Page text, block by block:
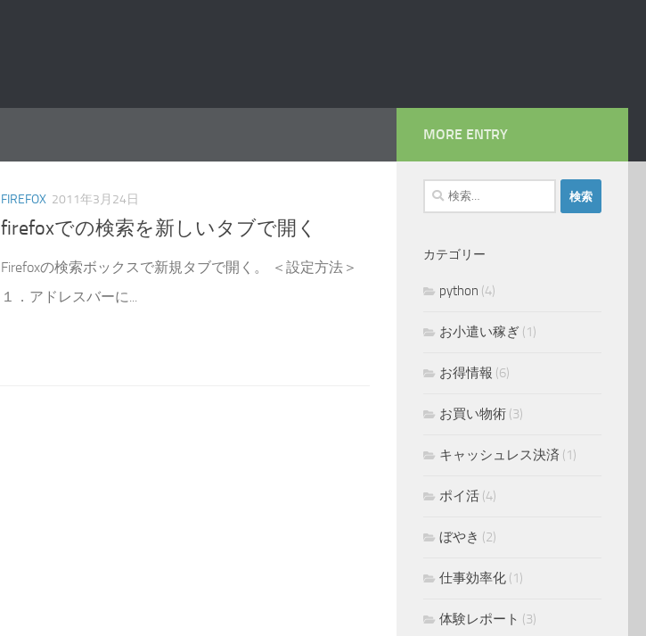
FIREFOX 2011年3月24日
firefoxでの検索を新しいタブで開く
Firefoxの検索ボックスで新規タブで開く。 ＜設定方法＞
１．アドレスバーに...
MORE ENTRY
検
索:
カテゴリー
python (4)
お小遣い稼ぎ (1)
お得情報 (6)
お買い物術 (3)
キャッシュレス決済 (1)
ポイ活 (4)
ぼやき (2)
仕事効率化 (1)
体験レポート (3)